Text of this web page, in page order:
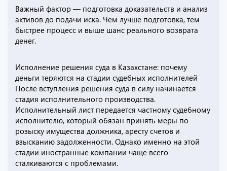
Важный фактор — подготовка доказательств и анализ
активов до подачи иска. Чем лучше подготовка, тем
быстрее процесс и выше шанс реального возврата
денег.
Исполнение решения суда в Казахстане: почему
деньги теряются на стадии судебных исполнителей
После вступления решения суда в силу начинается
стадия исполнительного производства.
Исполнительный лист передается частному судебному
исполнителю, который обязан принять меры по
розыску имущества должника, аресту счетов и
взысканию задолженности. Однако именно на этой
стадии иностранные компании чаще всего
сталкиваются с проблемами.